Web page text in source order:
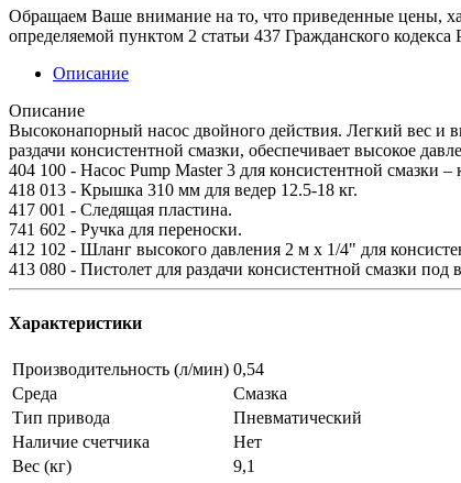
Обращаем Ваше внимание на то, что приведенные цены,
определяемой пунктом 2 статьи 437 Гражданского
Описание
Описание
Высоконапорный насос двойного действия. Легкий вес и
раздачи консистентной смазки, обеспечивает высокое
404 100 - Насос Pump Master 3 для консистентной смазки
418 013 - Крышка 310 мм для ведер 12.5-18 кг.
417 001 - Следящая пластина.
741 602 - Ручка для переноски.
412 102 - Шланг высокого давления 2 м x 1/4" для
413 080 - Пистолет для раздачи консистентной смазки
Характеристики
Производительность (л/мин) 0,54
Среда
Смазка
Тип привода
Пневматический
Наличие счетчика
Нет
Вес (кг)
9,1